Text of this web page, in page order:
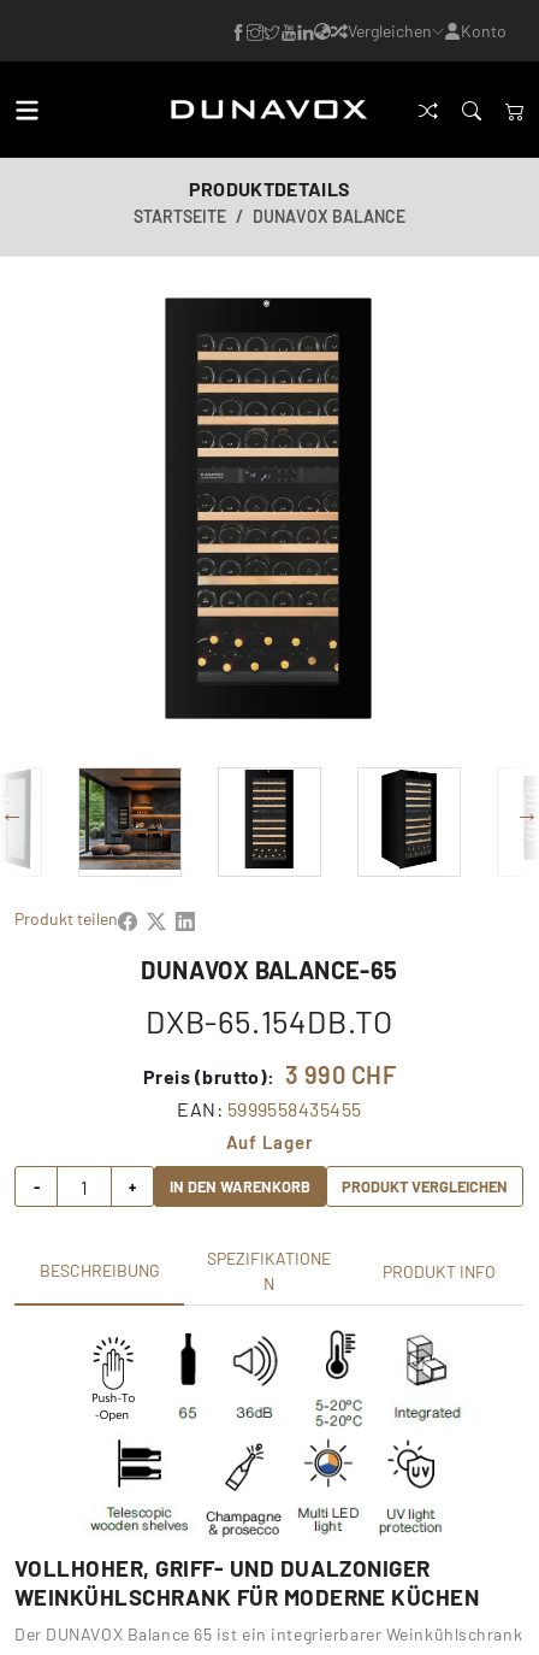
Vergleichen Konto
PRODUKTDETAILS
STARTSEITE DUNAVOX BALANCE
Produkt teilen
DUNAVOX BALANCE-65
DXB-65.154DB.TO
Preis (brutto): 3 990 CHF
EAN: 5999558435455
Auf Lager
- + IN DEN WARENKORB PRODUKT VERGLEICHEN
BESCHREIBUNG
SPEZIFIKATIONE
N
PRODUKT INFO
VOLLHOHER, GRIFF- UND DUALZONIGER
WEINKÜHLSCHRANK FÜR MODERNE KÜCHEN
Der DUNAVOX Balance 65 ist ein integrierbarer Weinkühlschrank